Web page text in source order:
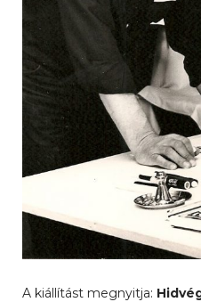
A kiállítást megnyitja: